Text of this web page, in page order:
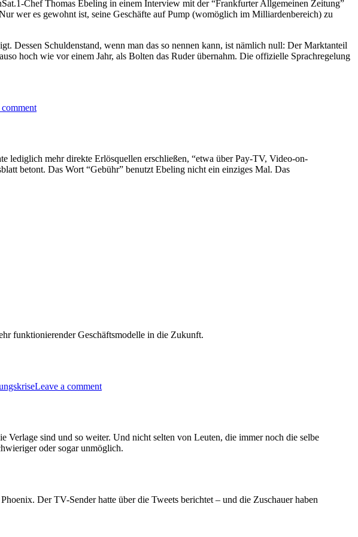
Chef Thomas Ebeling in einem Interview mit der “Frankfurter Allgemeinen Zeitung”
wer es gewohnt ist, seine Geschäfte auf Pump (womöglich im Milliardenbereich) zu
Dessen Schuldenstand, wenn man das so nennen kann, ist nämlich null: Der Marktanteil
hoch wie vor einem Jahr, als Bolten das Ruder übernahm. Die offizielle Sprachregelung
on
lediglich mehr direkte Erlösquellen erschließen, “etwa über Pay-TV, Video-on-
betont. Das Wort “Gebühr” benutzt Ebeling nicht ein einziges Mal. Das
funktionierender Geschäftsmodelle in die Zukunft.
Leave a commenton
sind und so weiter. Und nicht selten von Leuten, die immer noch die selbe
oder sogar unmöglich.
Der TV-Sender hatte über die Tweets berichtet – und die Zuschauer haben